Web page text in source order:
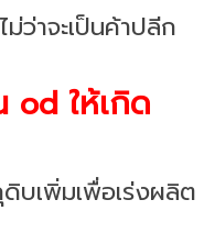
ม่ว่าจะเป็นค้าปลีก
od ให้เกิด
บเพิ่มเพื่อเร่งผลิต